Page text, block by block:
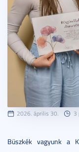
2026. április 30. 3
Büszkék vagyunk a